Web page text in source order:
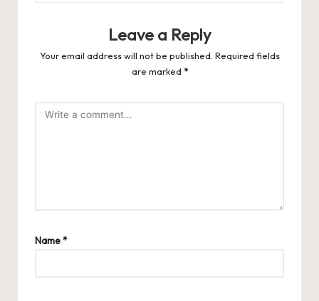
Leave a Reply
Your email address will not be published. Required fields
are marked *
Name*